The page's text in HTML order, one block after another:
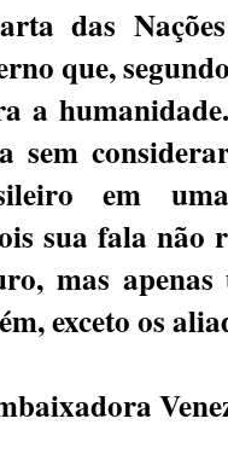
das
que,
a
sem
em
sua fala
mas
exceto os